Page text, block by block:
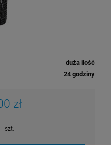
duża ilość
24 godziny
zł
szt.